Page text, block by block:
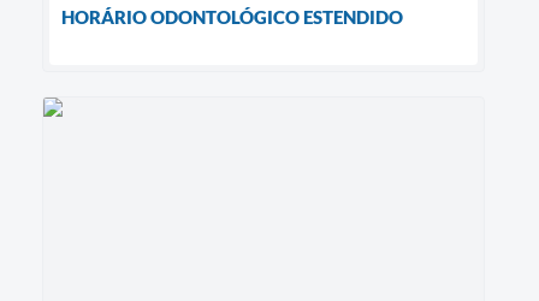
HORÁRIO ODONTOLÓGICO ESTENDIDO